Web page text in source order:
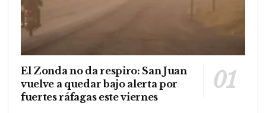
El Zonda no da respiro: San Juan
vuelve a quedar bajo alerta por
fuertes ráfagas este viernes